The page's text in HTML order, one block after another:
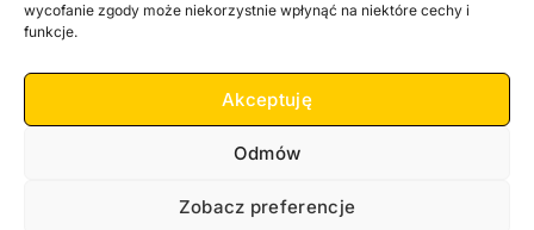
wycofanie zgody może niekorzystnie wpłynąć na niektóre cechy i
funkcje.
Akceptuję
Odmów
Zobacz preferencje
Informacje dla